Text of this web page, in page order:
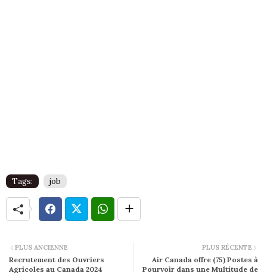
Tags: job
PLUS RÉCENTE
Air Canada offre (75) Postes à
Pourvoir dans une Multitude de
PLUS ANCIENNE
Recrutement des Ouvriers
Agricoles au Canada 2024